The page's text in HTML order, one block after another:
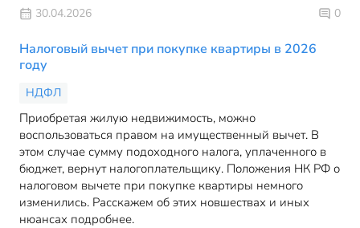
30.04.2026 0
Налоговый вычет при покупке квартиры в 2026
году
НДФЛ
Приобретая жилую недвижимость, можно
воспользоваться правом на имущественный вычет. В
этом случае сумму подоходного налога, уплаченного в
бюджет, вернут налогоплательщику. Положения НК РФ о
налоговом вычете при покупке квартиры немного
изменились. Расскажем об этих новшествах и иных
нюансах подробнее.